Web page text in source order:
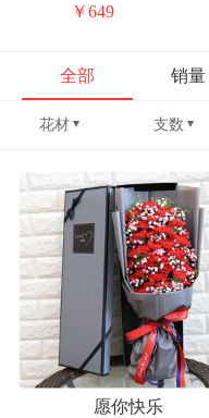
￥649
全部 销量
花材 支数
愿你快乐